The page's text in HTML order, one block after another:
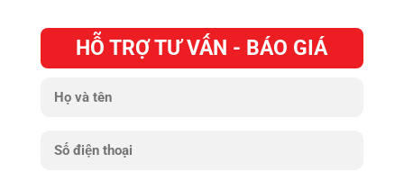
HỖ TRỢ TƯ VẤN - BÁO GIÁ